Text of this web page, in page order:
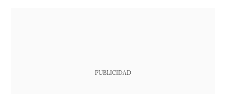
PUBLICIDAD